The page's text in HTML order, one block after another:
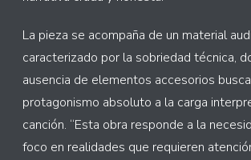
La pieza se acompaña de un material
caracterizado por la sobriedad técnica,
ausencia de elementos accesorios
protagonismo absoluto a la carga
canción. “Esta obra responde a la
foco en realidades que requieren